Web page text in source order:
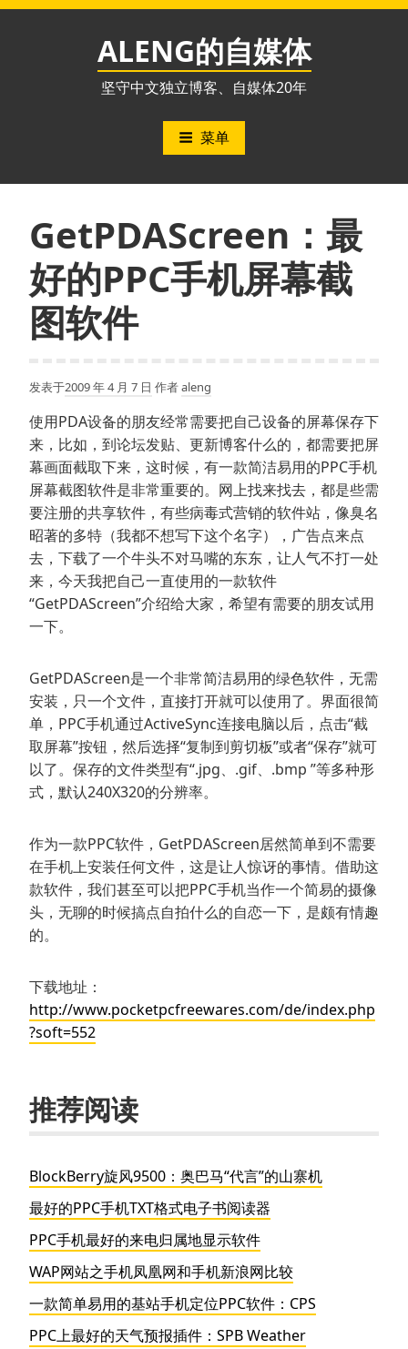
跳
ALENG的自媒体
坚守中文独立博客、自媒体20年
菜单
GetPDAScreen：最
好的PPC手机屏幕截
图软件
发表于2009 年 4 月 7 日 作者aleng
使用PDA设备的朋友经常需要把自己设备的屏幕保存下
来，比如，到论坛发贴、更新博客什么的，都需要把屏
幕画面截取下来，这时候，有一款简洁易用的PPC手机
屏幕截图软件是非常重要的。网上找来找去，都是些需
要注册的共享软件，有些病毒式营销的软件站，像臭名
昭著的多特（我都不想写下这个名字），广告点来点
去，下载了一个牛头不对马嘴的东东，让人气不打一处
来，今天我把自己一直使用的一款软件
“GetPDAScreen”介绍给大家，希望有需要的朋友试用
一下。
GetPDAScreen是一个非常简洁易用的绿色软件，无需
安装，只一个文件，直接打开就可以使用了。界面很简
单，PPC手机通过ActiveSync连接电脑以后，点击“截
取屏幕”按钮，然后选择“复制到剪切板”或者“保存”就可
以了。保存的文件类型有“.jpg、.gif、.bmp ”等多种形
式，默认240X320的分辨率。
作为一款PPC软件，GetPDAScreen居然简单到不需要
在手机上安装任何文件，这是让人惊讶的事情。借助这
款软件，我们甚至可以把PPC手机当作一个简易的摄像
头，无聊的时候搞点自拍什么的自恋一下，是颇有情趣
的。
下载地址：
http://www.pocketpcfreewares.com/de/index.php
?soft=552
推荐阅读
BlockBerry旋风9500：奥巴马“代言”的山寨机
最好的PPC手机TXT格式电子书阅读器
PPC手机最好的来电归属地显示软件
WAP网站之手机凤凰网和手机新浪网比较
一款简单易用的基站手机定位PPC软件：CPS
PPC上最好的天气预报插件：SPB Weather